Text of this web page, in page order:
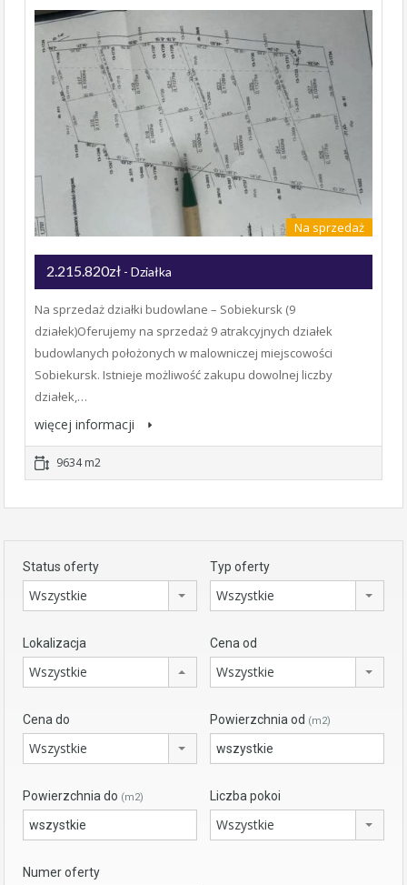
Na sprzedaż
2.215.820zł - Działka
Na sprzedaż działki budowlane – Sobiekursk (9
działek)Oferujemy na sprzedaż 9 atrakcyjnych działek
budowlanych położonych w malowniczej miejscowości
Sobiekursk. Istnieje możliwość zakupu dowolnej liczby
działek,…
więcej informacji
9634 m2
Status oferty
Wszystkie
Typ oferty
Wszystkie
Lokalizacja
Wszystkie
Cena od
Wszystkie
Cena do
Wszystkie
Powierzchnia od (m2)
Powierzchnia do (m2) Liczba pokoi
Wszystkie
Numer oferty